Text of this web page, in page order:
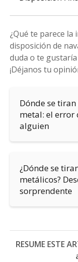
¿Qué te parece
disposición de
duda o te
¡Déjanos tu
Dónde se
metal: el error
alguien
¿Dónde se
metálicos?
sorprendente
RESUME ESTE